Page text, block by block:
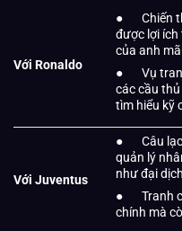
Với Ronaldo
● Chiến
được lợi ích
của anh
● Vụ tranh
các cầu
tìm hiểu kỹ
Với Juventus
● Câu lạc
quản lý
như đại
● Tranh
chính mà